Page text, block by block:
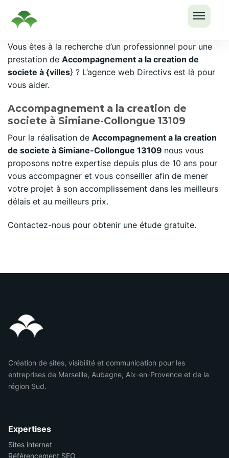
LE
MENU
Passer
au
contenu
Vous êtes à la recherche d’un professionnel pour une
prestation de Accompagnement a la creation de
societe à {villes} ? L’agence web Directivs est là pour
vous aider.
Accompagnement a la creation de
societe à Simiane-Collongue 13109
Pour la réalisation de Accompagnement a la creation
de societe à Simiane-Collongue 13109 nous vous
proposons notre expertise depuis plus de 10 ans pour
vous accompagner et vous conseiller afin de mener
votre projet à son accomplissement dans les meilleurs
délais et au meilleurs prix.
Contactez-nous pour obtenir une étude gratuite.
Création de sites, visibilité et communication pour les
entreprises de Marseille, Aubagne, Aix-en-Provence et de la
région Sud.
Expertises
Sites internet
Référencement SEO